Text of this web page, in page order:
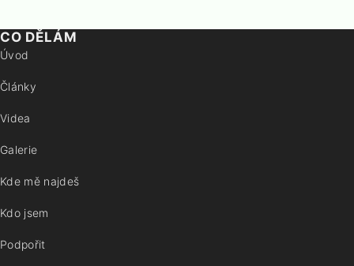
CO DĚLÁM
Úvod
Články
Videa
Galerie
Kde mě najdeš
Kdo jsem
Podpořit